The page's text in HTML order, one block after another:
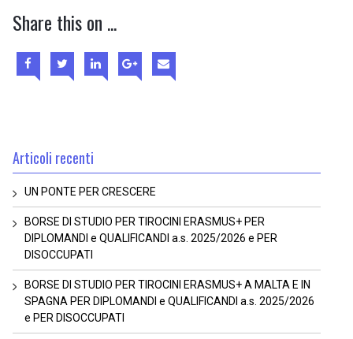
Share this on ...
Articoli recenti
UN PONTE PER CRESCERE
BORSE DI STUDIO PER TIROCINI ERASMUS+ PER
DIPLOMANDI e QUALIFICANDI a.s. 2025/2026 e PER
DISOCCUPATI
BORSE DI STUDIO PER TIROCINI ERASMUS+ A MALTA E IN
SPAGNA PER DIPLOMANDI e QUALIFICANDI a.s. 2025/2026
e PER DISOCCUPATI